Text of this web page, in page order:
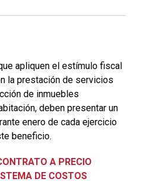
apliquen el estímulo fiscal
la prestación de servicios
de inmuebles
deben presentar un
enero de cada ejercicio
beneficio.
A PRECIO
DE COSTOS